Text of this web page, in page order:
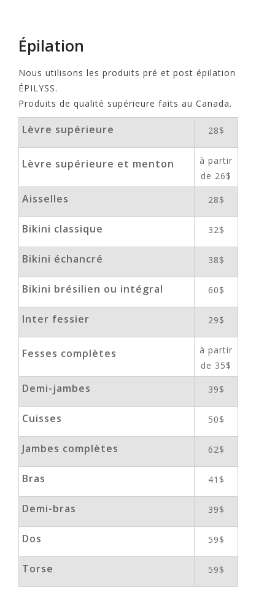
Épilation
Nous utilisons les produits pré et post épilation
ÉPILYSS.
Produits de qualité supérieure faits au Canada.
Lèvre supérieure 28$
Lèvre supérieure et menton
à partir
de 26$
Aisselles 28$
Bikini classique 32$
Bikini échancré 38$
Bikini brésilien ou intégral 60$
Inter fessier 29$
Fesses complètes
à partir
de 35$
Demi-jambes 39$
Cuisses 50$
Jambes complètes 62$
Bras 41$
Demi-bras 39$
Dos 59$
Torse 59$